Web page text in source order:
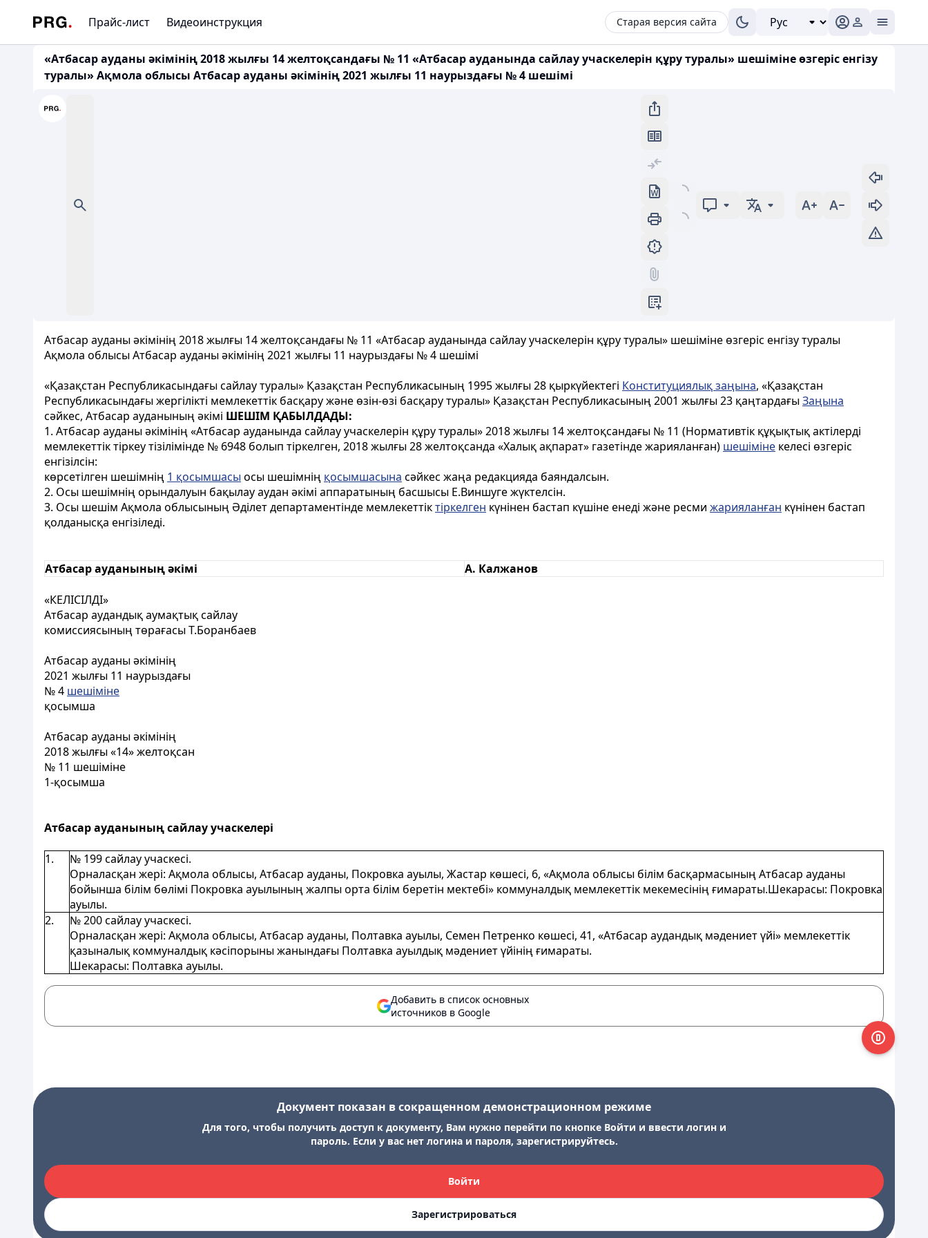
Прайс-лист Видеоинструкция Старая версия сайта
«Атбасар ауданы әкімінің 2018 жылғы 14 желтоқсандағы № 11 «Атбасар ауданында сайлау учаскелерін құру туралы» шешіміне өзгеріс енгізу
туралы» Ақмола облысы Атбасар ауданы әкімінің 2021 жылғы 11 наурыздағы № 4 шешімі
Атбасар ауданы әкімінің 2018 жылғы 14 желтоқсандағы № 11 «Атбасар ауданында сайлау учаскелерін құру туралы» шешіміне өзгеріс енгізу туралы
Ақмола облысы Атбасар ауданы әкімінің 2021 жылғы 11 наурыздағы № 4 шешімі
«Қазақстан Республикасындағы сайлау туралы» Қазақстан Республикасының 1995 жылғы 28 қыркүйектегі Конституциялық заңына, «Қазақстан
Республикасындағы жергілікті мемлекеттік басқару және өзін-өзі басқару туралы» Қазақстан Республикасының 2001 жылғы 23 қаңтардағыЗаңына
сәйкес, Атбасар ауданының әкімі ШЕШІМ ҚАБЫЛДАДЫ:
1. Атбасар ауданы әкімінің «Атбасар ауданында сайлау учаскелерін құру туралы» 2018 жылғы 14 желтоқсандағы № 11 (Нормативтік құқықтық актілерді
мемлекеттік тіркеу тізілімінде № 6948 болып тіркелген, 2018 жылғы 28 желтоқсанда «Халық ақпарат» газетінде жарияланған) шешіміне келесі өзгеріс
енгізілсін:
көрсетілген шешімнің 1 қосымшасы осы шешімнің қосымшасына сәйкес жаңа редакцияда баяндалсын.
2. Осы шешімнің орындалуын бақылау аудан әкімі аппаратының басшысы Е.Виншуге жүктелсін.
3. Осы шешім Ақмола облысының Әділет департаментінде мемлекеттіктіркелген күнінен бастап күшіне енеді және ресми жарияланған күнінен бастап
қолданысқа енгізіледі.
Атбасар ауданының әкімі А. Калжанов
«КЕЛІСІЛДІ»
Атбасар аудандық аумақтық сайлау
комиссиясының төрағасы Т.Боранбаев
Атбасар ауданы әкімінің
2021 жылғы 11 наурыздағы
№ 4 шешіміне
қосымша
Атбасар ауданы әкімінің
2018 жылғы «14» желтоқсан
№ 11 шешіміне
1-қосымша
Атбасар ауданының сайлау учаскелері
1.
№ 199 сайлау учаскесі.
Орналасқан жері: Ақмола облысы, Атбасар ауданы, Покровка ауылы, Жастар көшесі, 6, «Ақмола облысы білім басқармасының Атбасар ауданы
бойынша білім бөлімі Покровка ауылының жалпы орта білім беретін мектебі» коммуналдық мемлекеттік мекемесінің ғимараты.Шекарасы: Покровка
ауылы.
2.
№ 200 сайлау учаскесі.
Орналасқан жері: Ақмола облысы, Атбасар ауданы, Полтавка ауылы, Семен Петренко көшесі, 41, «Атбасар аудандық мәдениет үйі» мемлекеттік
қазыналық коммуналдық кәсіпорыны жанындағы Полтавка ауылдық мәдениет үйінің ғимараты.
Шекарасы: Полтавка ауылы.
Добавить в список основных
источников в Google
Документ показан в сокращенном демонстрационном режиме
Для того, чтобы получить доступ к документу, Вам нужно перейти по кнопке Войти и ввести логин и
пароль. Если у вас нет логина и пароля, зарегистрируйтесь.
Войти
Зарегистрироваться